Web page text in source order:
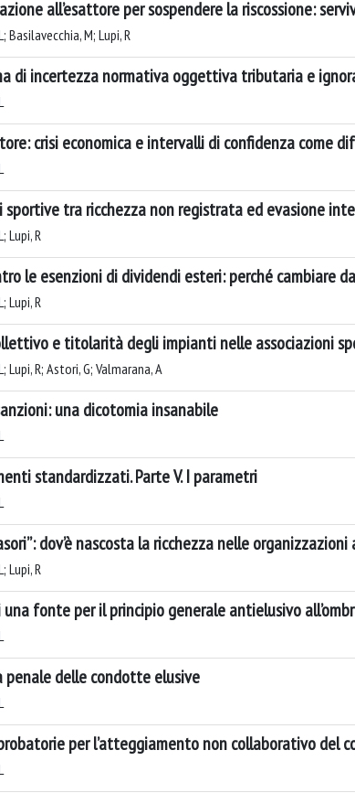
all’esattore per sospendere la riscossione:
Basilavecchia, M; Lupi, R
di incertezza normativa oggettiva tributaria e
crisi economica e intervalli di confidenza come
sportive tra ricchezza non registrata ed evasione
Lupi, R
le esenzioni di dividendi esteri: perché cambiare da
Lupi, R
e titolarità degli impianti nelle associazioni
Lupi, R; Astori, G; Valmarana, A
una dicotomia insanabile
standardizzati. Parte V. I parametri
dov’è nascosta la ricchezza nelle
Lupi, R
una fonte per il principio generale antielusivo
penale delle condotte elusive
per l’atteggiamento non collaborativo del